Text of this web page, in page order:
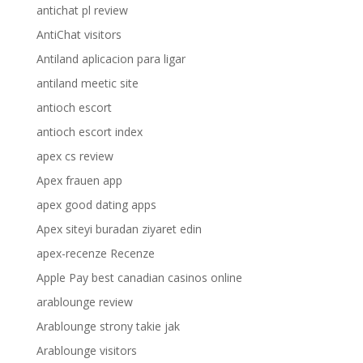
antichat pl review
AntiChat visitors
Antiland aplicacion para ligar
antiland meetic site
antioch escort
antioch escort index
apex cs review
Apex frauen app
apex good dating apps
Apex siteyi buradan ziyaret edin
apex-recenze Recenze
Apple Pay best canadian casinos online
arablounge review
Arablounge strony takie jak
Arablounge visitors